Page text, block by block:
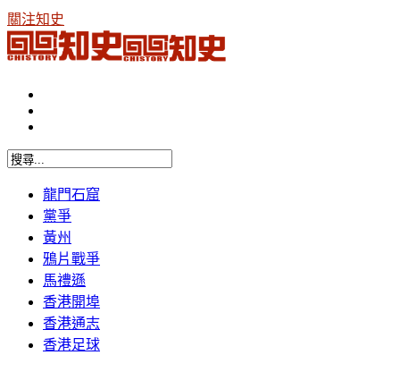
關注知史
龍門石窟
黨爭
黃州
鴉片戰爭
馬禮遜
香港開埠
香港通志
香港足球